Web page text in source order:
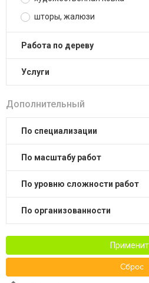
шторы, жалюзи
работа по дереву
услуги
Дополнительный
по специализации
по масштабу работ
по уровню сложности работ
по организованности
Сброс